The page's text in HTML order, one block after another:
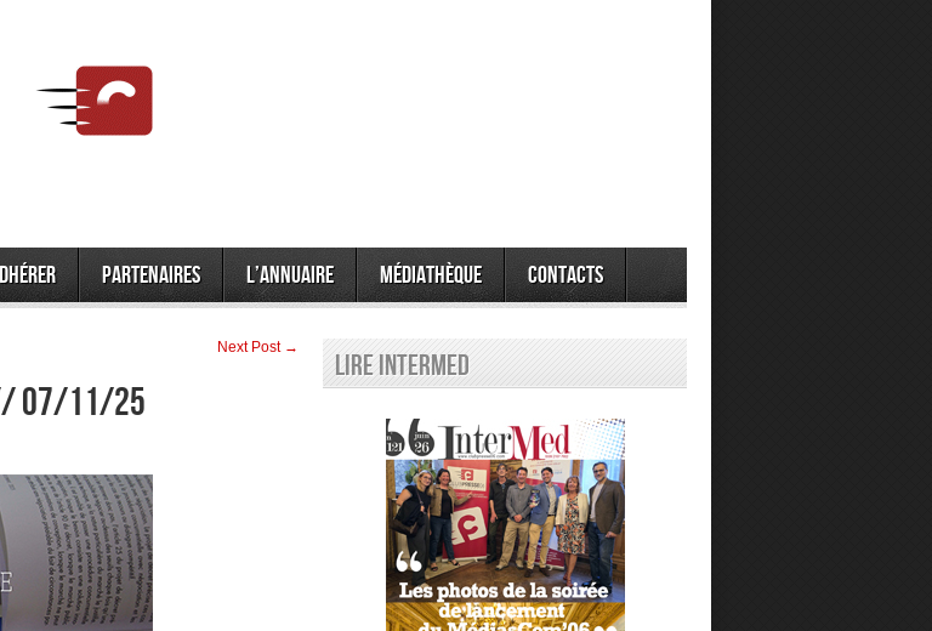
Partenaires L’annuaire Médiathèque Contacts
Next Post →
07/11/25
Lire Intermed